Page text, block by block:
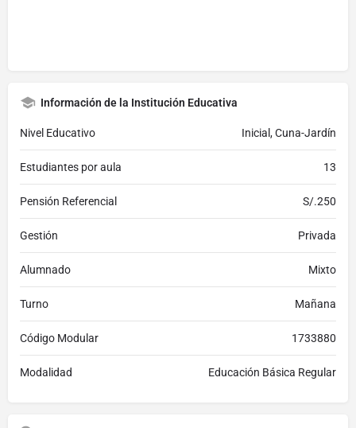
Información de la Institución Educativa
Nivel Educativo Inicial, Cuna-Jardín
Estudiantes por aula 13
Pensión Referencial S/.250
Gestión Privada
Alumnado Mixto
Turno Mañana
Código Modular 1733880
Modalidad Educación Básica Regular